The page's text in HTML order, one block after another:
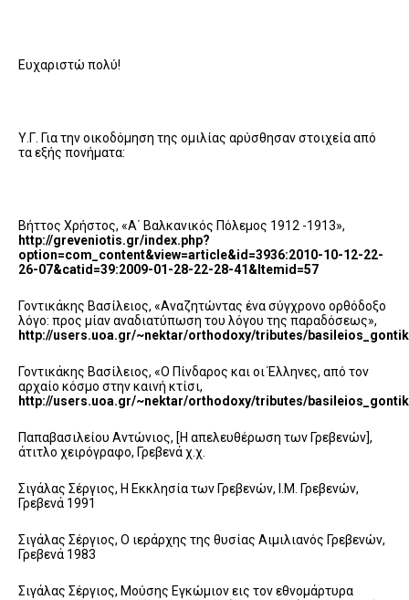
Ευχαριστώ πολύ!
Υ.Γ. Για την οικοδόμηση της ομιλίας αρύσθησαν στοιχεία από
τα εξής πονήματα:
Βήττος Χρήστος, «Α΄ Βαλκανικός Πόλεμος 1912 -1913»,
http://greveniotis.gr/index.php?
option=com_content&view=article&id=3936:2010-10-12-22-
26-07&catid=39:2009-01-28-22-28-41&Itemid=57
Γοντικάκης Βασίλειος, «Αναζητώντας ένα σύγχρονο ορθόδοξο
λόγο: προς μίαν αναδιατύπωση του λόγου της παραδόσεως»,
http://users.uoa.gr/~nektar/orthodoxy/tributes/
Γοντικάκης Βασίλειος, «Ο Πίνδαρος και οι Έλληνες, από τον
αρχαίο κόσμο στην καινή κτίσι,
http://users.uoa.gr/~nektar/orthodoxy/tributes/
Παπαβασιλείου Αντώνιος, [Η απελευθέρωση των Γρεβενών],
άτιτλο χειρόγραφο, Γρεβενά χ.χ.
Σιγάλας Σέργιος, Η Εκκλησία των Γρεβενών, Ι.Μ. Γρεβενών,
Γρεβενά 1991
Σιγάλας Σέργιος, Ο ιεράρχης της θυσίας Αιμιλιανός Γρεβενών,
Γρεβενά 1983
Σιγάλας Σέργιος, Μούσης Εγκώμιον εις τον εθνομάρτυρα